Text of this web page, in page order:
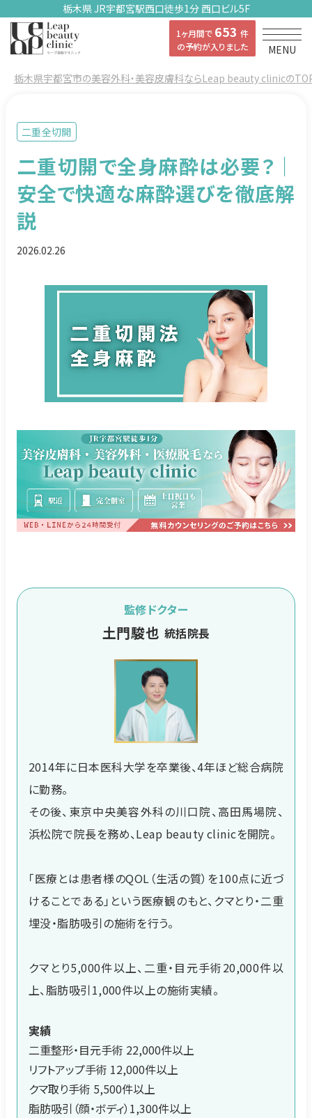
栃木県 JR宇都宮駅西口徒歩1分 西口ビル5F
1ヶ月間で 653 件
の予約が入りました
MENU
栃木県宇都宮市の美容外科・美容皮膚科ならLeap beauty clinicの
二重全切開
二重切開で全身麻酔は必要？｜
安全で快適な麻酔選びを徹底解
説
2026.02.26
監修ドクター
土門駿也 統括院長
2014年に日本医科大学を卒業後、4年ほど総合病院
に勤務。
その後、東京中央美容外科の川口院、高田馬場院、
浜松院で院長を務め、Leap beauty clinicを開院。
「医療とは患者様のQOL（生活の質）を100点に近づ
けることである」という医療観のもと、クマとり・二重
埋没・脂肪吸引の施術を行う。
クマとり5,000件以上、二重・目元手術20,000件以
上、脂肪吸引1,000件以上の施術実績。
実績
二重整形・目元手術 22,000件以上
リフトアップ手術 12,000件以上
クマ取り手術 5,500件以上
脂肪吸引（顔・ボディ）1,300件以上